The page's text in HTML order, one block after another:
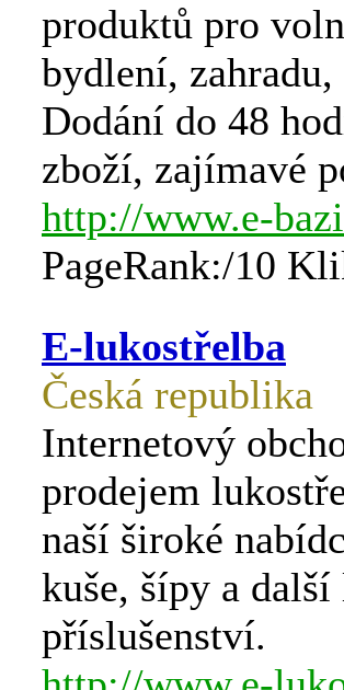
produktů pro
bydlení,
Dodání do 48
zboží, zajímavé
http://www.e-
PageRank:/10
E-lukostřelba
Česká republika
Internetový
prodejem
naší široké
kuše, šípy a
příslušenství.